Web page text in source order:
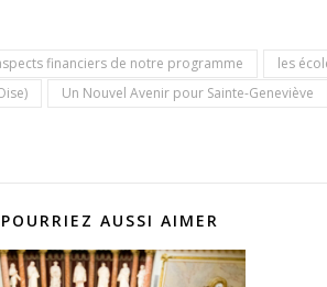
financiers de notre programme les
Un Nouvel Avenir pour Sainte-Geneviève
AUSSI AIMER